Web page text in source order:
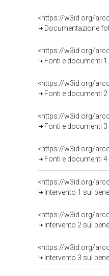
Documentazione
<https://w3id.org/
Fonti e documenti
<https://w3id.org/
Fonti e documenti
<https://w3id.org/
Fonti e documenti
<https://w3id.org/
Fonti e documenti
<https://w3id.org/
Intervento 1 sul
<https://w3id.org/
Intervento 2 sul
<https://w3id.org/
Intervento 3 sul